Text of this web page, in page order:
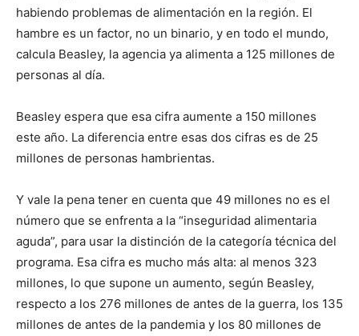
habiendo problemas de alimentación en la región. El
hambre es un factor, no un binario, y en todo el mundo,
calcula Beasley, la agencia ya alimenta a 125 millones de
personas al día.
Beasley espera que esa cifra aumente a 150 millones
este año. La diferencia entre esas dos cifras es de 25
millones de personas hambrientas.
Y vale la pena tener en cuenta que 49 millones no es el
número que se enfrenta a la “inseguridad alimentaria
aguda”, para usar la distinción de la categoría técnica del
programa. Esa cifra es mucho más alta: al menos 323
millones, lo que supone un aumento, según Beasley,
respecto a los 276 millones de antes de la guerra, los 135
millones de antes de la pandemia y los 80 millones de